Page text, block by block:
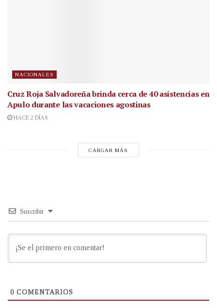
NACIONALES
Cruz Roja Salvadoreña brinda cerca de 40 asistencias en
Apulo durante las vacaciones agostinas
HACE 2 DÍAS
CARGAR MÁS
Suscribir
0 COMENTARIOS